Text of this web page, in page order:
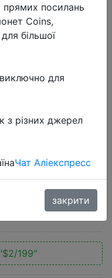
6GB 128GB
Snapdragon
4000mAh
"$2/199"
посилань
Coins,
більшої
для
з різних джерел
Чат Аліекспресс
закрити